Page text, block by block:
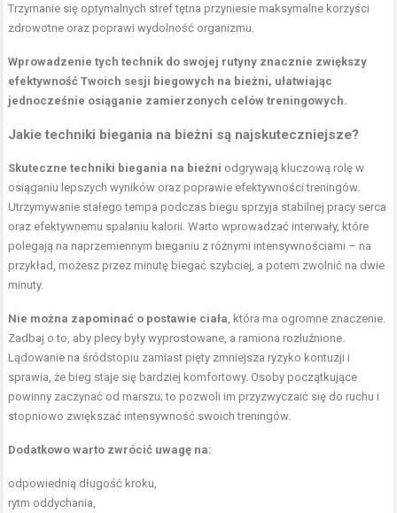
Trzymanie się optymalnych stref tętna przyniesie maksymalne korzyści
zdrowotne oraz poprawi wydolność organizmu.
Wprowadzenie tych technik do swojej rutyny znacznie zwiększy
efektywność Twoich sesji biegowych na bieżni, ułatwiając
jednocześnie osiąganie zamierzonych celów treningowych.
Jakie techniki biegania na bieżni są najskuteczniejsze?
Skuteczne techniki biegania na bieżni odgrywają kluczową rolę w
osiąganiu lepszych wyników oraz poprawie efektywności treningów.
Utrzymywanie stałego tempa podczas biegu sprzyja stabilnej pracy serca
oraz efektywnemu spalaniu kalorii. Warto wprowadzać interwały, które
polegają na naprzemiennym bieganiu z różnymi intensywnościami – na
przykład, możesz przez minutę biegać szybciej , a potem zwolnić na dwie
minuty.
Nie można zapominać o postawie ciała , która ma ogromne znaczenie.
Zadbaj o to, aby plecy były wyprostowane, a ramiona rozluźnione.
Lądowanie na śródstopiu zamiast pięty zmniejsza ryzyko kontuzji i
sprawia, że bieg staje się bardziej komfortowy. Osoby początkujące
powinny zaczynać od marszu; to pozwoli im przyzwyczaić się do ruchu i
stopniowo zwiększać intensywność swoich treningów.
Dodatkowo warto zwrócić uwagę na:
odpowiednią długość kroku,
rytm oddychania,